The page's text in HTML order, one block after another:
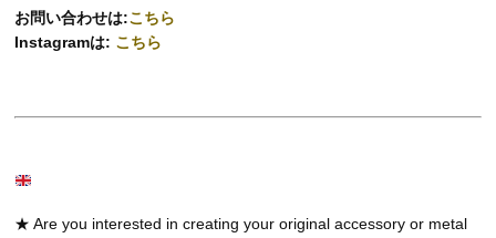
お問い合わせは:こちら
Instagramは: こちら
★ Are you interested in creating your original accessory or metal